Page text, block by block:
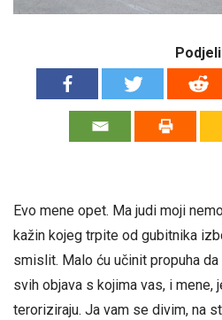
Podjeli
Evo mene opet. Ma judi moji
kažin kojeg trpite od gubitnika
smislit. Malo ću učinit propuha
svih objava s kojima vas, i mene,
teroriziraju. Ja vam se divim, na